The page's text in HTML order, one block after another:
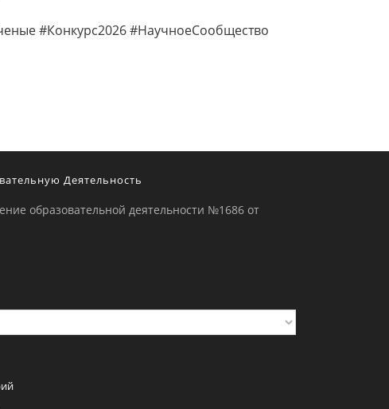
#Конкурс2026 #НаучноеСообщество
Деятельность
образовательной деятельности №1686 от